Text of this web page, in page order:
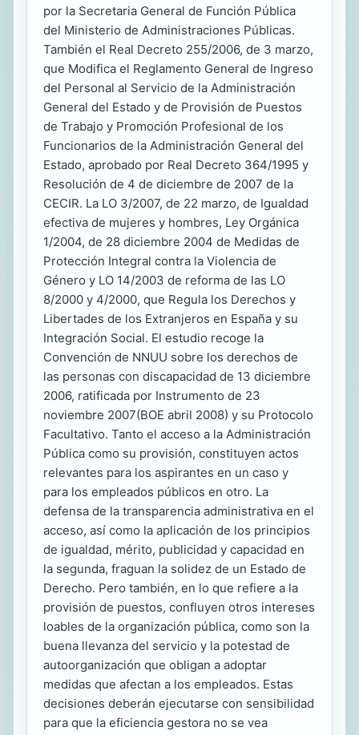
por la Secretaria General de Función Pública
del Ministerio de Administraciones Públicas.
También el Real Decreto 255/2006, de 3 marzo,
que Modifica el Reglamento General de Ingreso
del Personal al Servicio de la Administración
General del Estado y de Provisión de Puestos
de Trabajo y Promoción Profesional de los
Funcionarios de la Administración General del
Estado, aprobado por Real Decreto 364/1995 y
Resolución de 4 de diciembre de 2007 de la
CECIR. La LO 3/2007, de 22 marzo, de Igualdad
efectiva de mujeres y hombres, Ley Orgánica
1/2004, de 28 diciembre 2004 de Medidas de
Protección Integral contra la Violencia de
Género y LO 14/2003 de reforma de las LO
8/2000 y 4/2000, que Regula los Derechos y
Libertades de los Extranjeros en España y su
Integración Social. El estudio recoge la
Convención de NNUU sobre los derechos de
las personas con discapacidad de 13 diciembre
2006, ratificada por Instrumento de 23
noviembre 2007(BOE abril 2008) y su Protocolo
Facultativo. Tanto el acceso a la Administración
Pública como su provisión, constituyen actos
relevantes para los aspirantes en un caso y
para los empleados públicos en otro. La
defensa de la transparencia administrativa en el
acceso, así como la aplicación de los principios
de igualdad, mérito, publicidad y capacidad en
la segunda, fraguan la solidez de un Estado de
Derecho. Pero también, en lo que refiere a la
provisión de puestos, confluyen otros intereses
loables de la organización pública, como son la
buena llevanza del servicio y la potestad de
autoorganización que obligan a adoptar
medidas que afectan a los empleados. Estas
decisiones deberán ejecutarse con sensibilidad
para que la eficiencia gestora no se vea